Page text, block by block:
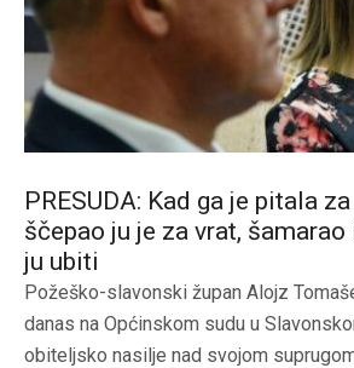
PRESUDA: Kad ga je pitala
ščepao ju je za vrat,
ju ubiti
Požeško-slavonski župan Alojz
danas na Općinskom sudu u
obiteljsko nasilje nad svojom